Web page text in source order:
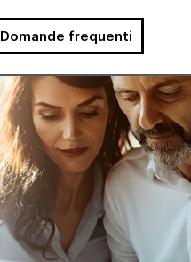
Domande frequenti